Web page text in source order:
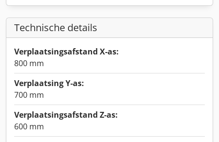
Technische details
Verplaatsingsafstand X-as:
800 mm
Verplaatsing Y-as:
700 mm
Verplaatsingsafstand Z-as:
600 mm